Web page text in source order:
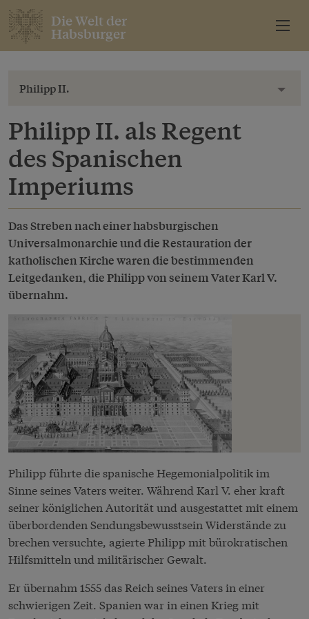
Die Welt der
Habsburger
Philipp II.
Philipp II. als Regent
des Spanischen
Imperiums
Das Streben nach einer habsburgischen
Universalmonarchie und die Restauration der
katholischen Kirche waren die bestimmenden
Leitgedanken, die Philipp von seinem Vater Karl V.
übernahm.
Philipp führte die spanische Hegemonialpolitik im
Sinne seines Vaters weiter. Während Karl V. eher kraft
seiner königlichen Autorität und ausgestattet mit einem
überbordenden Sendungsbewusstsein Widerstände zu
brechen versuchte, agierte Philipp mit bürokratischen
Hilfsmitteln und militärischer Gewalt.
Er übernahm 1555 das Reich seines Vaters in einer
schwierigen Zeit. Spanien war in einen Krieg mit